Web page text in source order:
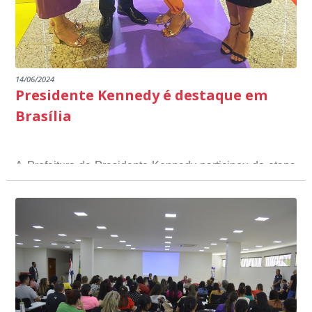
14/06/2024
Presidente Kennedy é destaque em
Brasília
A Prefeitura de Presidente Kennedy participou da etapa
nacional do 12º Prêmio Sebrae Prefeitura
Empreendedora, que visou valorizar e destacar o papel
dos gestores públicos comprometidos com o
desenvolvimento socioeconômico dos municípios, a
partir de iniciativas que estimulam o empreendedorismo,
a competitividade dos pequenos negócios e a
modernização da gestão pública local. O evento
aconteceu nesta terça-feira (11) em Brasília.